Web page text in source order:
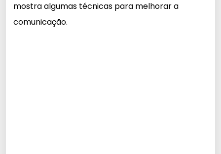
mostra algumas técnicas para melhorar a
comunicação.